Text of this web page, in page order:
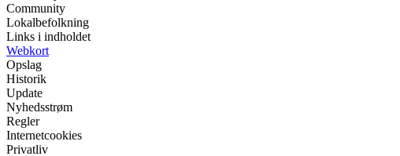
Community
Lokalbefolkning
Links i indholdet
Webkort
Opslag
Historik
Update
Nyhedsstrøm
Regler
Internetcookies
Privatliv